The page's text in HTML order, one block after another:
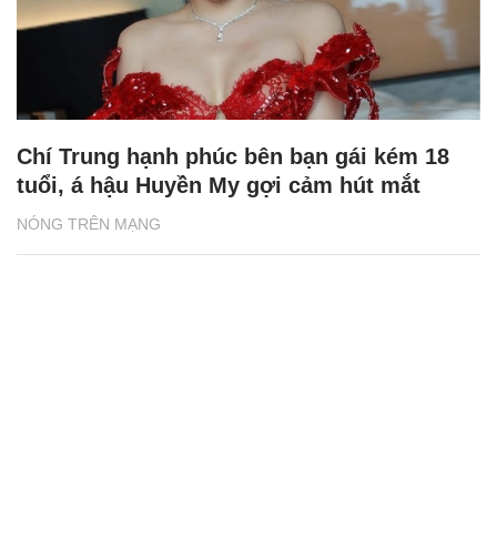
NÓNG TRÊN MẠNG
Chí Trung hạnh phúc bên bạn gái kém 18
tuổi, á hậu Huyền My gợi cảm hút mắt